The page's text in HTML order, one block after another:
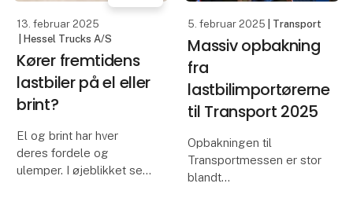
13. februar 2025
| Hessel Trucks A/S
Kører fremtidens
lastbiler på el eller
brint?
El og brint har hver
deres fordele og
ulemper. I øjeblikket ser
5. februar 2025 | Transport
Massiv opbakning
fra
lastbilimportørerne
til Transport 2025
Opbakningen til
Transportmessen er stor
blandt